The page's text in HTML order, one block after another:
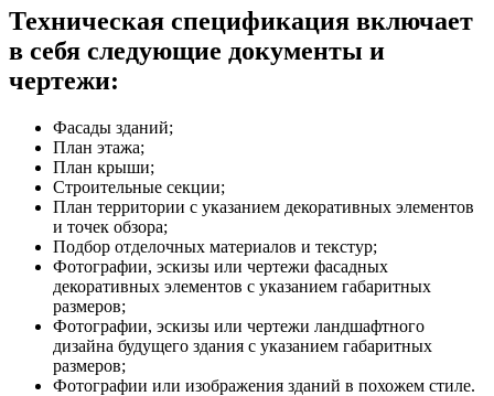
Техническая спецификация включает
в себя следующие документы и
чертежи:
Фасады зданий;
План этажа;
План крыши;
Строительные секции;
План территории с указанием декоративных элементов
и точек обзора;
Подбор отделочных материалов и текстур;
Фотографии, эскизы или чертежи фасадных
декоративных элементов с указанием габаритных
размеров;
Фотографии, эскизы или чертежи ландшафтного
дизайна будущего здания с указанием габаритных
размеров;
Фотографии или изображения зданий в похожем стиле.